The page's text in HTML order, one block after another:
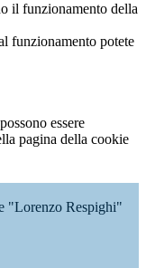
il funzionamento della
funzionamento potete
essere
pagina della cookie
"Lorenzo Respighi"